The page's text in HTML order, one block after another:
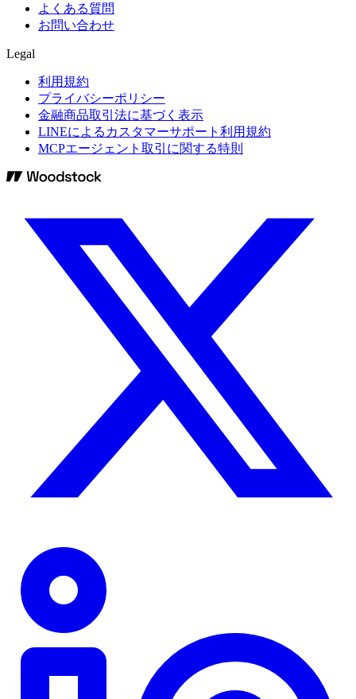
よくある質問
お問い合わせ
Legal
利用規約
プライバシーポリシー
金融商品取引法に基づく表示
LINEによるカスタマーサポート利用規約
MCPエージェント取引に関する特則